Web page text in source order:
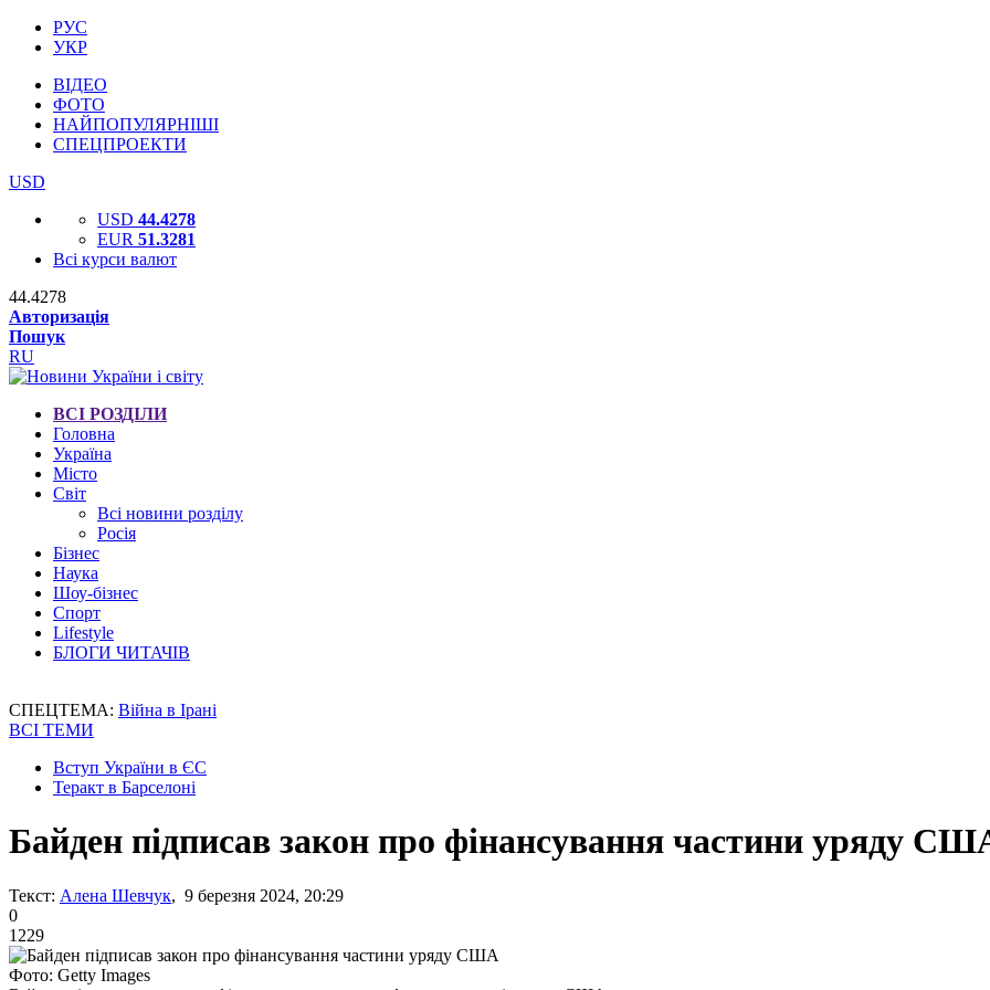
РУС
УКР
ВІДЕО
ФОТО
НАЙПОПУЛЯРНІШІ
СПЕЦПРОЕКТИ
USD
USD 44.4278
EUR 51.3281
Всі курси валют
44.4278
Авторизація
Пошук
RU
ВСІ РОЗДІЛИ
Головна
Україна
Місто
Світ
Всі новини розділу
Росія
Бізнес
Наука
Шоу-бізнес
Спорт
Lifestyle
БЛОГИ ЧИТАЧІВ
СПЕЦТЕМА: Війна в Ірані
ВСІ ТЕМИ
Вступ України в ЄС
Теракт в Барселоні
Байден підписав закон про фінансування частини уряду
Текст: Алена Шевчук, 9 березня 2024, 20:29
0
1229
Фото: Getty Images